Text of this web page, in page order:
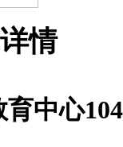
情
育中心